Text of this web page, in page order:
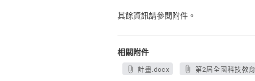
其餘資訊請參閱附件。
相關附件
計畫.docx 第2屆全國科技教